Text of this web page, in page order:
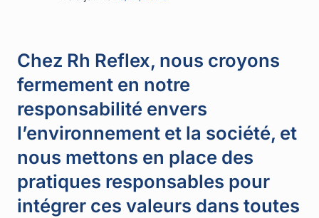
Chez Rh Reflex, nous croyons
fermement en notre
responsabilité envers
l’environnement et la société, et
nous mettons en place des
pratiques responsables pour
intégrer ces valeurs dans toutes